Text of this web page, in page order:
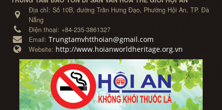
Địa chỉ:Số 10B, đường Trần Hưng Đạo, Phường Hội An, TP. Đà
Nẵng
Điện thoại: +84-235-3861327
Email:Trungtamvhtthoian@gmail.com
Website: http://www.hoianworldheritage.org.vn